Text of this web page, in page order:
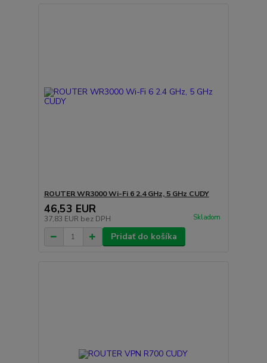
ROUTER WR3000 Wi-Fi 6 2.4 GHz, 5 GHz CUDY
46,53 EUR
37,83 EUR bez DPH Skladom
Pridať do košíka